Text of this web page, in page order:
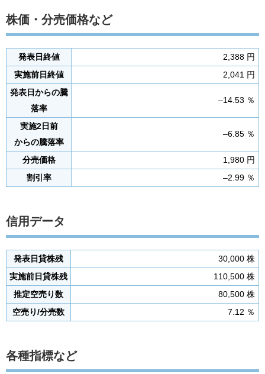
株価・分売価格など
発表日終値
2,388 円
実施前日終値
2,041 円
発表日からの騰
落率
–14.53 ％
実施2日前
からの騰落率
–6.85 ％
分売価格
1,980 円
割引率
–2.99 ％
信用データ
発表日貸株残
30,000 株
実施前日貸株残
110,500 株
推定空売り数
80,500 株
空売り/分売数
7.12 ％
各種指標など